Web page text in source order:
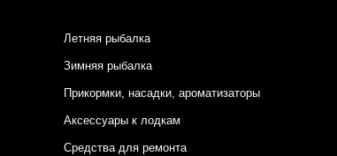
Летняя рыбалка
Зимняя рыбалка
Прикормки, насадки, ароматизаторы
Аксессуары к лодкам
Средства для ремонта